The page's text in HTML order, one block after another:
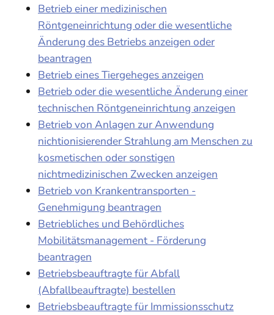
Betrieb einer medizinischen
Röntgeneinrichtung oder die wesentliche
Änderung des Betriebs anzeigen oder
beantragen
Betrieb eines Tiergeheges anzeigen
Betrieb oder die wesentliche Änderung einer
technischen Röntgeneinrichtung anzeigen
Betrieb von Anlagen zur Anwendung
nichtionisierender Strahlung am Menschen zu
kosmetischen oder sonstigen
nichtmedizinischen Zwecken anzeigen
Betrieb von Krankentransporten -
Genehmigung beantragen
Betriebliches und Behördliches
Mobilitätsmanagement - Förderung
beantragen
Betriebsbeauftragte für Abfall
(Abfallbeauftragte) bestellen
Betriebsbeauftragte für Immissionsschutz